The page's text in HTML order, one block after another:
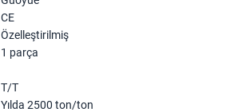
CE
Özelleştirilmiş
1 parça
T/T
Yılda 2500 ton/ton